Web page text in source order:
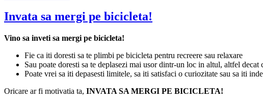
Invata sa mergi pe bicicleta!
Vino sa inveti sa mergi pe bicicleta!
Fie ca iti doresti sa te plimbi pe bicicleta pentru recreere sau relaxare
Sau poate doresti sa te deplasezi mai usor dintr-un loc in altul, altfel decat
Poate vrei sa iti depasesti limitele, sa iti satisfaci o curiozitate sau sa iti
Oricare ar fi motivatia ta, INVATA SA MERGI PE BICICLETA!